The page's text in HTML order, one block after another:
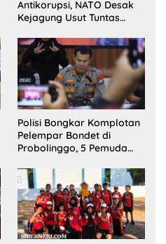
Antikorupsi, NATO Desak
Kejagung Usut Tuntas
Polisi Bongkar Komplotan
Pelempar Bondet di
Probolinggo, 5 Pemuda